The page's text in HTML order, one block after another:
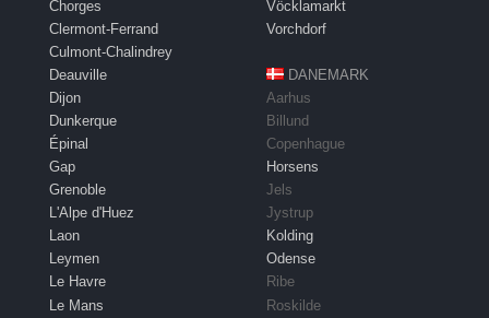
Chorges
Clermont-Ferrand
Culmont-Chalindrey
Deauville
Dijon
Dunkerque
Épinal
Gap
Grenoble
L'Alpe d'Huez
Laon
Leymen
Le Havre
Le Mans
Vöcklamarkt
Vorchdorf
DANEMARK
Aarhus
Billund
Copenhague
Horsens
Jels
Jystrup
Kolding
Odense
Ribe
Roskilde